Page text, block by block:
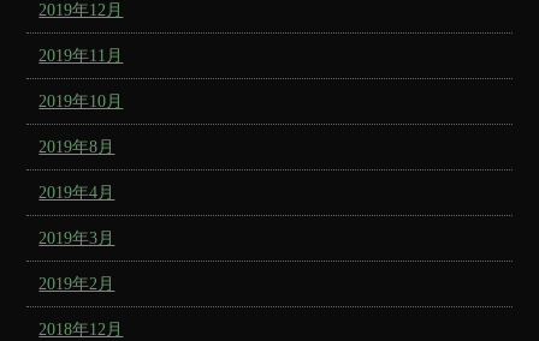
2019年12月
2019年11月
2019年10月
2019年8月
2019年4月
2019年3月
2019年2月
2018年12月